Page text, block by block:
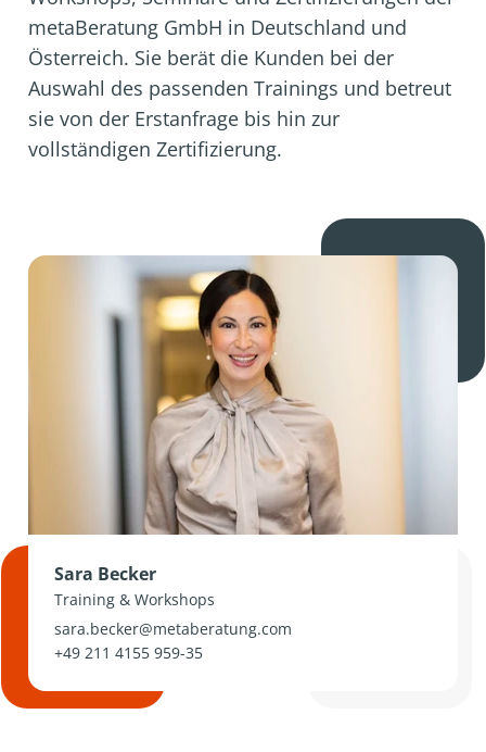
metaBeratung GmbH in Deutschland und
Österreich. Sie berät die Kunden bei der
Auswahl des passenden Trainings und betreut
sie von der Erstanfrage bis hin zur
vollständigen Zertifizierung.
Sara Becker
Training & Workshops
sara.becker@metaberatung.com
+49 211 4155 959-35